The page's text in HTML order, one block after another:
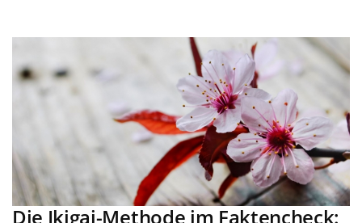
Die Ikigai-Methode im Faktencheck: